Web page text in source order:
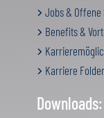
Jobs & Offene
Benefits &
Karriere Folder
Downloads: